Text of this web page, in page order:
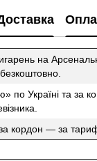
на
по Україні та за
кордон — за